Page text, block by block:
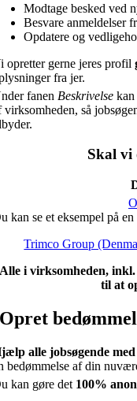
Modtage besked ved
Besvare anmeldelser
Opdatere og
opretter gerne jeres profil
fra jer.
fanen Beskrivelse kan
virksomheden, så
Skal vi
kan se et eksempel på
Trimco Group
i virksomheden, inkl.
til at
Opret
alle jobsøgende
bedømmelse af din
kan gøre det 100%